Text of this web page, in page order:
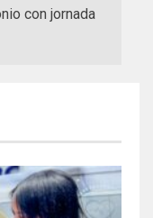
con jornada